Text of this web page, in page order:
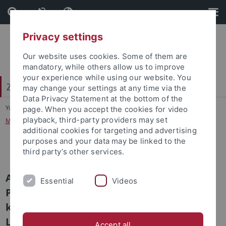
Skip
to
content
Skip
to
footer
Zentrum für Islamische Theologie (ZITh)
You are here: Startseite
...
Mit dem Propheten Muhammad ins Gespräch kommen?
Mit dem Propheten Muhammad ins Gespräch kommen?
AIWG- Forschungsgruppe: Mit dem
Propheten Muhammad ins Gespräch
kommen? Der Hadith zwischen
Lebensbedeutsamkeit und Diskrepanz in
Privacy settings
Our website uses cookies. Some of them are
mandatory, while others allow us to improve
your experience while using our website. You
may change your settings at any time via the
Data Privacy Statement at the bottom of the
page. When you accept the cookies for video
playback, third-party providers may set
additional cookies for targeting and advertising
purposes and your data may be linked to the
third party’s other services.
Essential Videos